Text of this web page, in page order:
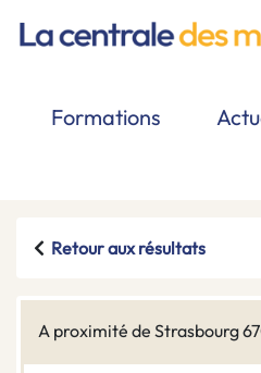
Formations
Retour aux résultats
A proximité de Strasbourg